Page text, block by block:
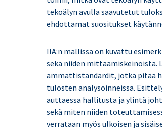
tekoälyn avulla saavutetut
ehdottamat suositukset
IIA:n mallissa on kuvattu
sekä niiden mittaamiskeinoista.
ammattistandardit, jotka pitää
tulosten analysoinneissa.
auttaessa hallitusta ja ylintä
sekä miten niiden
verrataan myös ulkoisen ja